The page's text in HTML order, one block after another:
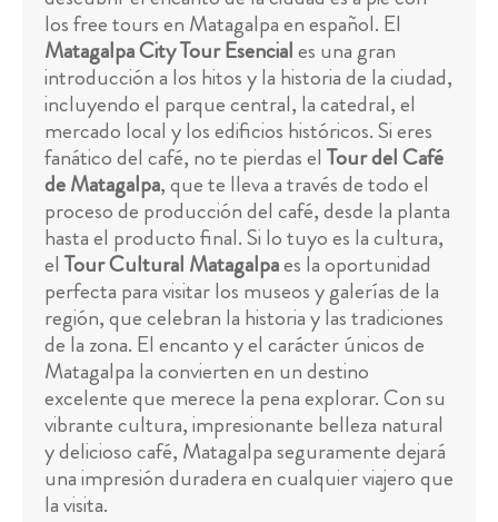
los free tours en Matagalpa en español. El
Matagalpa City Tour Esenciales una gran
introducción a los hitos y la historia de la ciudad,
incluyendo el parque central, la catedral, el
mercado local y los edificios históricos. Si eres
fanático del café, no te pierdas el Tour del Café
de Matagalpa, que te lleva a través de todo el
proceso de producción del café, desde la planta
hasta el producto final. Si lo tuyo es la cultura,
el Tour Cultural Matagalpaes la oportunidad
perfecta para visitar los museos y galerías de la
región, que celebran la historia y las tradiciones
de la zona. El encanto y el carácter únicos de
Matagalpa la convierten en un destino
excelente que merece la pena explorar. Con su
vibrante cultura, impresionante belleza natural
y delicioso café, Matagalpa seguramente dejará
una impresión duradera en cualquier viajero que
la visita.